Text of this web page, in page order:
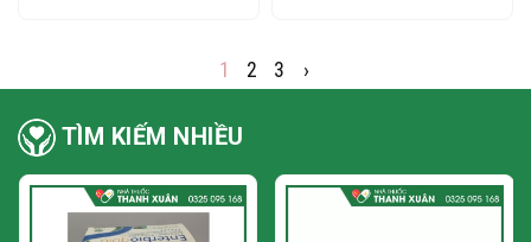
1 2 3 ›
TÌM KIẾM NHIỀU